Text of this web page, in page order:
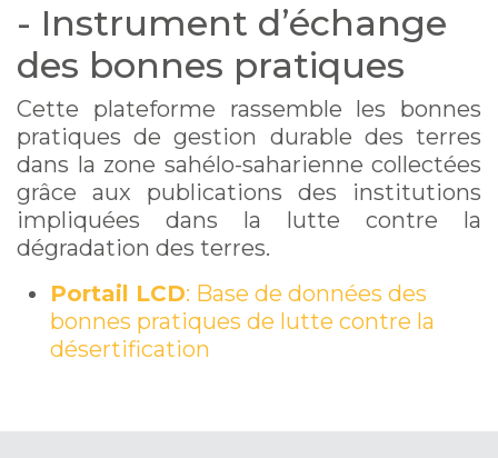
- Instrument d’échange
des bonnes pratiques
Cette plateforme rassemble les bonnes
pratiques de gestion durable des terres
dans la zone sahélo-saharienne collectées
grâce aux publications des institutions
impliquées dans la lutte contre la
dégradation des terres.
Portail LCD: Base de données des
bonnes pratiques de lutte contre la
désertification